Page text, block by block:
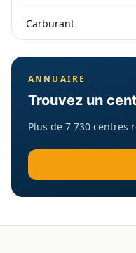
Carburant
ANNUAIRE
Trouvez un
Plus de 7 730 centres